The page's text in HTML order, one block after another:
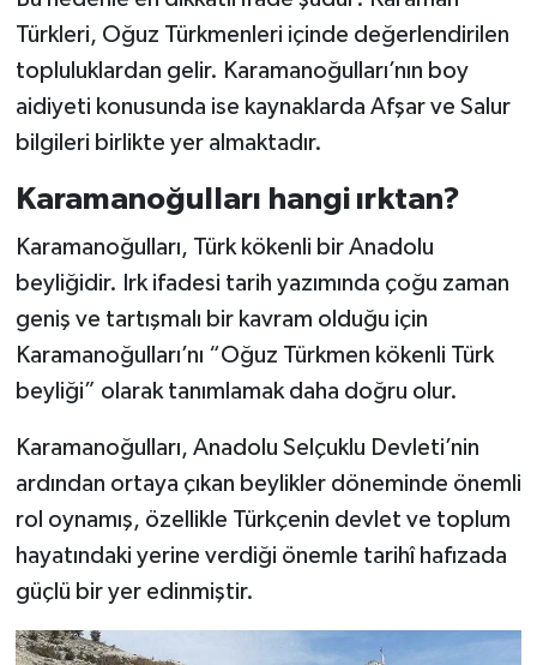
Türkleri, Oğuz Türkmenleri içinde değerlendirilen
topluluklardan gelir. Karamanoğulları’nın boy
aidiyeti konusunda ise kaynaklarda Afşar ve Salur
bilgileri birlikte yer almaktadır.
Karamanoğulları hangi ırktan?
Karamanoğulları, Türk kökenli bir Anadolu
beyliğidir. Irk ifadesi tarih yazımında çoğu zaman
geniş ve tartışmalı bir kavram olduğu için
Karamanoğulları’nı “Oğuz Türkmen kökenli Türk
beyliği” olarak tanımlamak daha doğru olur.
Karamanoğulları, Anadolu Selçuklu Devleti’nin
ardından ortaya çıkan beylikler döneminde önemli
rol oynamış, özellikle Türkçenin devlet ve toplum
hayatındaki yerine verdiği önemle tarihî hafızada
güçlü bir yer edinmiştir.